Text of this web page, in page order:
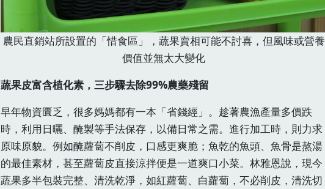
農民直銷站所設置的「惜食區」，蔬果賣相可能不討喜，但風味或營養
價值並無太大變化
蔬果皮富含植化素，三步驟去除99%農藥殘留
早年物資匱乏，很多媽媽都有一本「省錢經」。趁著農漁產量多價跌
時，利用日曬、醃製等手法保存，以備日常之需。進行加工時，則力求
原味原貌。例如醃蘿蔔不削皮，口感更爽脆；魚乾的魚頭、魚骨是熬湯
的最佳素材，甚至蘿蔔皮直接涼拌便是一道爽口小菜。林雅恩說，現今
蔬果多半包裝完整、清洗乾淨，如紅蘿蔔、白蘿蔔，不必削皮，清洗切